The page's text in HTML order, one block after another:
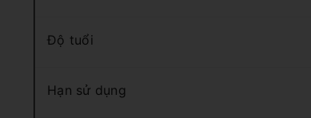
Độ tuổi
Hạn sử dụng